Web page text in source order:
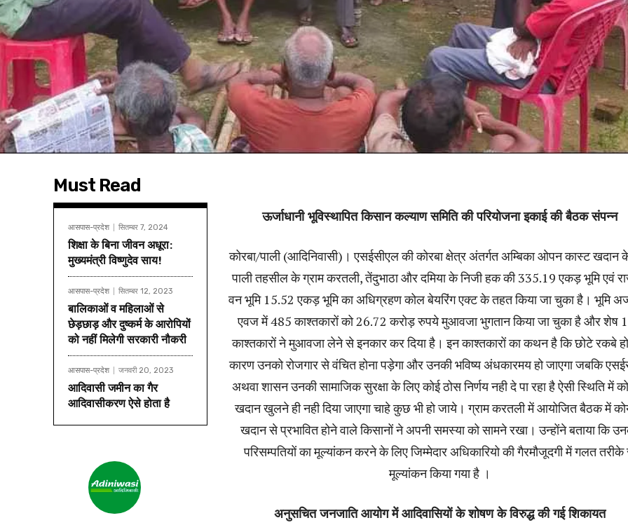
Must Read
आसपास-प्रदेश सितम्बर 7, 2024
शिक्षा के बिना जीवन अधूरा:
मुख्यमंत्री विष्णुदेव साय!
आसपास-प्रदेश सितम्बर 12, 2023
बालिकाओं व महिलाओं से
छेड़छाड़ और दुष्कर्म के आरोपियों
को नहीं मिलेगी सरकारी नौकरी
आसपास-प्रदेश जनवरी 20, 2023
आदिवासी जमीन का गैर
आदिवासीकरण ऐसे होता है
ऊर्जाधानी भूविस्थापित किसान कल्याण समिति की परियोजना इकाई की बैठक संपन्न
कोरबा/पाली (आदिनिवासी)। एसईसीएल की कोरबा क्षेत्र अंतर्गत अम्बिका ओपन कास्ट खदान
पाली तहसील के ग्राम करतली, तेंदुभाठा और दमिया के निजी हक की 335.19 एकड़ भूमि एवं
वन भूमि 15.52 एकड़ भूमि का अधिग्रहण कोल बेयरिंग एक्ट के तहत किया जा चुका है। भूमि
एवज में 485 काश्तकारों को 26.72 करोड़ रुपये मुआवजा भुगतान किया जा चुका है और शेष
काश्तकारों ने मुआवजा लेने से इनकार कर दिया है। इन काश्तकारों का कथन है कि छोटे रकबे
कारण उनको रोजगार से वंचित होना पड़ेगा और उनकी भविष्य अंधकारमय हो जाएगा जबकि
अथवा शासन उनकी सामाजिक सुरक्षा के लिए कोई ठोस निर्णय नही दे पा रहा है ऐसी स्थिति में
खदान खुलने ही नही दिया जाएगा चाहे कुछ भी हो जाये। ग्राम करतली में आयोजित बैठक में
खदान से प्रभावित होने वाले किसानों ने अपनी समस्या को सामने रखा। उन्होंने बताया कि
परिसम्पतियों का मूल्यांकन करने के लिए जिम्मेदार अधिकारियो की गैरमौजूदगी में गलत
मूल्यांकन किया गया है ।
अनुसचित जनजाति आयोग में आदिवासियों के शोषण के विरुद्ध की गई शिकायत